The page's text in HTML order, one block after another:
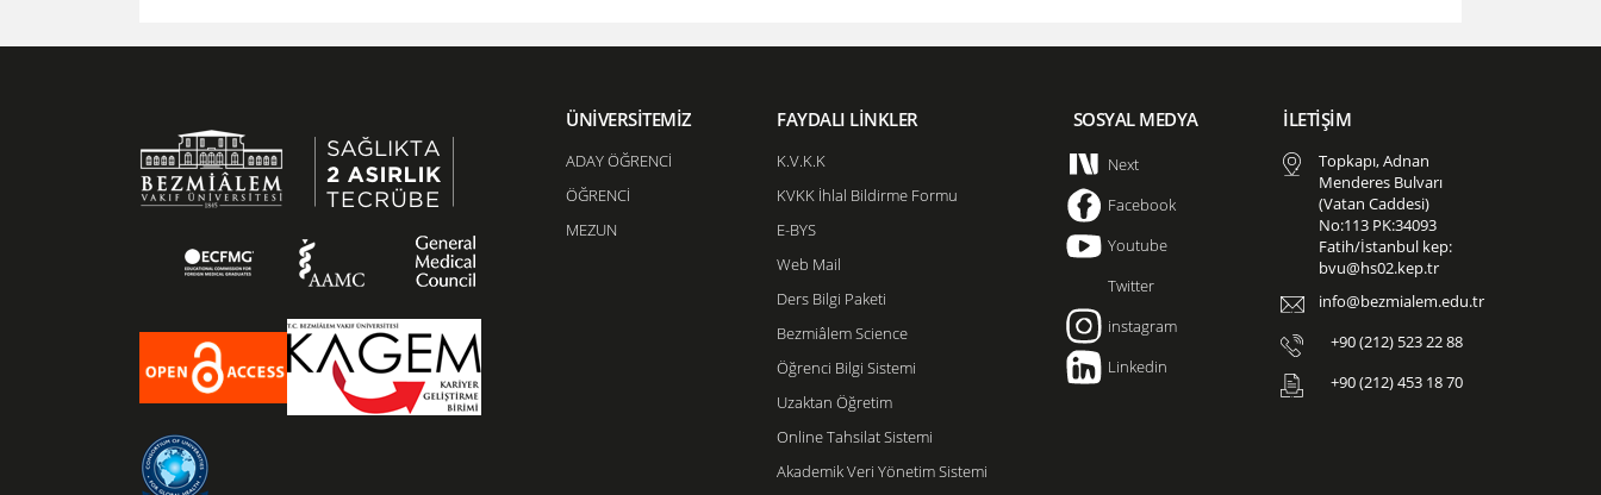
ÜNİVERSİTEMİZ
ADAY ÖĞRENCİ
ÖĞRENCİ
MEZUN
FAYDALI LİNKLER
K.V.K.K
KVKK İhlal Bildirme Formu
E-BYS
Web Mail
Ders Bilgi Paketi
Bezmiâlem Science
Öğrenci Bilgi Sistemi
Uzaktan Öğretim
Online Tahsilat Sistemi
Akademik Veri Yönetim Sistemi
SOSYAL MEDYA
Next
Facebook
Youtube
Twitter
instagram
Linkedin
İLETİŞİM
Topkapı, Adnan
Menderes Bulvarı
(Vatan Caddesi)
No:113 PK:34093
Fatih/İstanbul kep:
bvu@hs02.kep.tr
info@bezmialem.edu.tr
+90 (212) 523 22 88
+90 (212) 453 18 70